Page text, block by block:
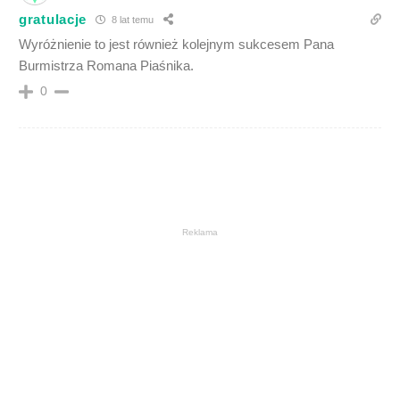
gratulacje 8 lat temu
Wyróżnienie to jest również kolejnym sukcesem Pana
Burmistrza Romana Piaśnika.
0
Reklama